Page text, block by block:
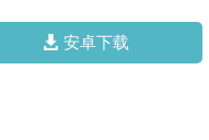
安卓下载